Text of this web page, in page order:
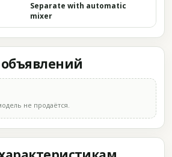
Separate with automatic
mixer
не продаётся.